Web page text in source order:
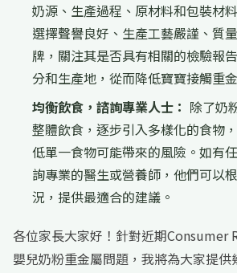
奶源、生產過程、原材料和包裝材
選擇聲譽良好、生產工藝嚴謹、質
牌，關注其是否具有相關的檢驗報
分和生產地，從而降低寶寶接觸重
均衡飲食，諮詢專業人士： 除了奶
整體飲食，逐步引入多樣化的食物
低單一食物可能帶來的風險。如有
詢專業的醫生或營養師，他們可以
況，提供最適合的建議。
各位家長大家好！針對近期Consumer
嬰兒奶粉重金屬問題，我將為大家提供